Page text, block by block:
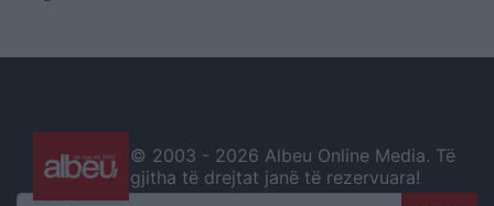
© 2003 - 2026 Albeu Online Media. Të
gjitha të drejtat janë të rezervuara!